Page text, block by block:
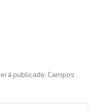
publicado. Campos